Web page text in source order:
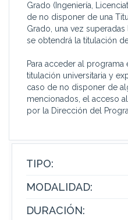
Grado (Ingeniería,
de no disponer de una
Grado, una vez superadas
se obtendrá la titulación
Para acceder al
titulación universitaria y
caso de no disponer de
mencionados, el acceso
por la Dirección del
TIPO:
MODALIDAD:
DURACIÓN: